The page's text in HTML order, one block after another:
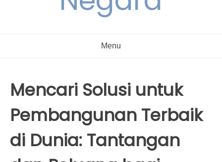
Menu
Mencari Solusi untuk
Pembangunan Terbaik
di Dunia: Tantangan